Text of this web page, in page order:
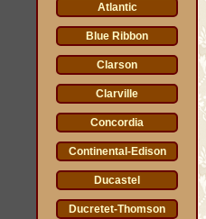
Atlantic
Blue Ribbon
Clarson
Clarville
Concordia
Continental-Edison
Ducastel
Ducretet-Thomson